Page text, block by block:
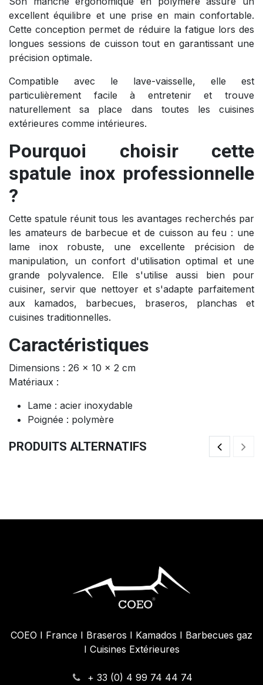
excellent équilibre et une prise en main confortable.
Cette conception permet de réduire la fatigue lors des
longues sessions de cuisson tout en garantissant une
précision optimale.
Compatible avec le lave-vaisselle, elle est
particulièrement facile à entretenir et trouve
naturellement sa place dans toutes les cuisines
extérieures comme intérieures.
Pourquoi choisir cette
spatule inox professionnelle
?
Cette spatule réunit tous les avantages recherchés par
les amateurs de barbecue et de cuisson au feu : une
lame inox robuste, une excellente précision de
manipulation, un confort d'utilisation optimal et une
grande polyvalence. Elle s'utilise aussi bien pour
cuisiner, servir que nettoyer et s'adapte parfaitement
aux kamados, barbecues, braseros, planchas et
cuisines traditionnelles.
Caractéristiques
Dimensions : 26 x 10 x 2 cm
Matériaux :
Lame : acier inoxydable
Poignée : polymère
PRODUITS ALTERNATIFS
COEO I France I Braseros I Kamados I Barbecues gaz
I Cuisines Extérieures
+ 33 (0) 4 99 74 44 74